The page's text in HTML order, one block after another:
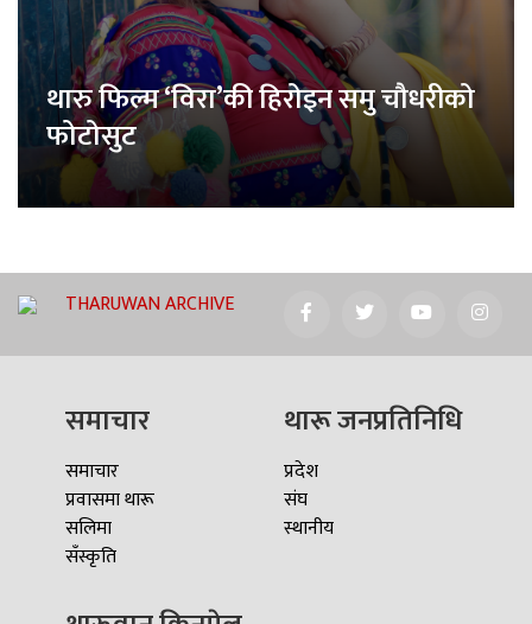
थारु फिल्म ‘विरा’की हिरोइन समु चौधरीको
फोटोसुट
THARUWAN ARCHIVE
समाचार
समाचार
प्रवासमा थारू
सलिमा
सँस्कृति
थारू जनप्रतिनिधि
प्रदेश
संघ
स्थानीय